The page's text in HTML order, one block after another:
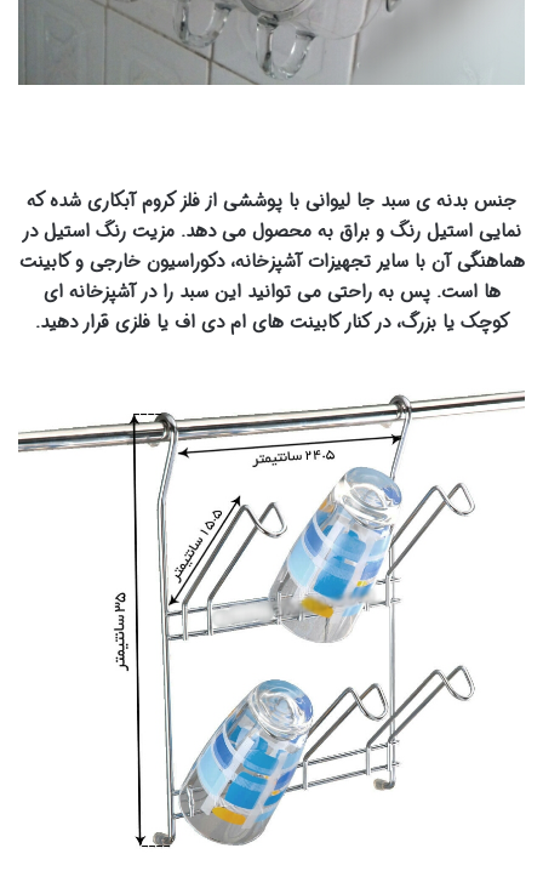
جنس بدنه ی سبد جا لیوانی با پوششی از فلز کروم آبکاری شده که
نمایی استیل رنگ و براق به محصول می دهد. مزیت رنگ استیل در
هماهنگی آن با سایر تجهیزات آشپزخانه، دکوراسیون خارجی و کابینت
ها است. پس به راحتی می توانید این سبد را در آشپزخانه ای
کوچک یا بزرگ، در کنار کابینت های ام دی اف یا فلزی قرار دهید.